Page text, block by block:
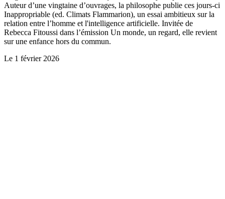
Auteur d’une vingtaine d’ouvrages, la philosophe publie ces jours-ci
Inappropriable (ed. Climats Flammarion), un essai ambitieux sur la
relation entre l’homme et l'intelligence artificielle. Invitée de
Rebecca Fitoussi dans l’émission Un monde, un regard, elle revient
sur une enfance hors du commun.
Le 1 février 2026